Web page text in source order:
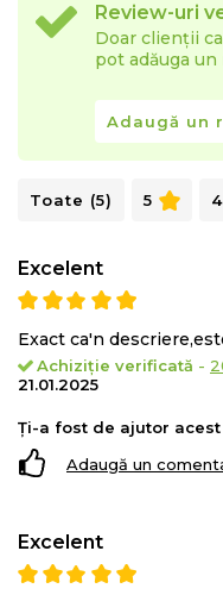
Review-uri
Doar clienții
pot adăuga un
Adaugă un
Toate (5) 5 4
Excelent
Exact ca'n
Achiziție verificată -
21.01.2025
Ți-a fost de ajutor
Adaugă un
Excelent